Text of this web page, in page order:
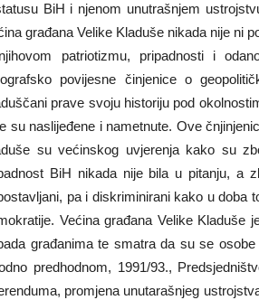
BiH i njenom unutrašnjem
građana Velike Kladuše nikada nije ni
patriotizmu, pripadnosti i
povijesne činjenice o
prave svoju historiju pod
su naslijeđene i nametnute. Ove
su većinskog uvjerenja kako su
BiH nikada nije bila u pitanju, a
pa i diskriminirani kako u doba
Većina građana Velike
građanima te smatra da su se
predhodnom, 1991/93.,
promjena unutarašnjeg